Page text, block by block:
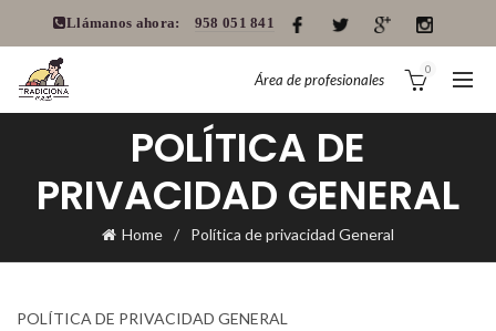
Llámanos ahora: 958 051 841
Área de profesionales
0
POLÍTICA DE
PRIVACIDAD GENERAL
Home Política de privacidad General
POLÍTICA DE PRIVACIDAD GENERAL